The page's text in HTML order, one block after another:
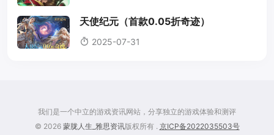
天使纪元（首款0.05折奇迹）
2025-07-31
© 2026 蒙胧人生_雅思资讯版权所有 . 京ICP备2022035503号
我们是一个中立的游戏资讯网站，分享独立的游戏体验和测评